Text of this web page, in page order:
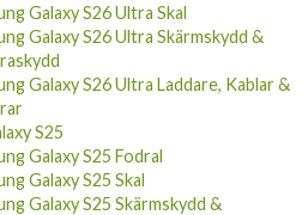
Galaxy S26 Ultra Skal
Galaxy S26 Ultra Skärmskydd &
Galaxy S26 Ultra Laddare, Kablar &
S25
Galaxy S25 Fodral
Galaxy S25 Skal
Galaxy S25 Skärmskydd &